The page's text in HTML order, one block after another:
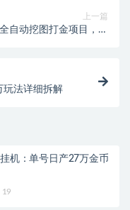
上一篇
自动挖图打金项目，单
玩法详细拆解
机：单号日产27万金币
19